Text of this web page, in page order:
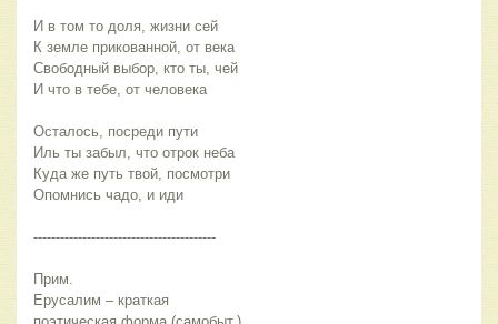
И в том то доля, жизни сей
К земле прикованной, от века
Свободный выбор, кто ты, чей
И что в тебе, от человека
Осталось, посреди пути
Иль ты забыл, что отрок неба
Куда же путь твой, посмотри
Опомнись чадо, и иди
-----------------------------------------
Прим.
Ерусалим – краткая